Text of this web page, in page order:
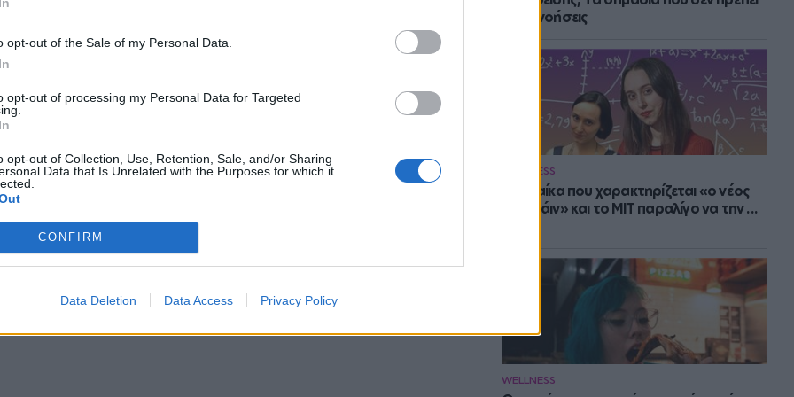
opt-out of the Sale of my Personal Data.
opt-out of processing my Personal Data for Targeted
opt-out of Collection, Use, Retention, Sale, and/or Sharing
Data that Is Unrelated with the Purposes for which it
CONFIRM
Data Deletion Data Access Privacy Policy
να αγνοήσεις
WELLNESS
Η γυναίκα που χαρακτηρίζεται «ο νέος
Αϊνστάιν» και το MIT παραλίγο να την ...
WELLNESS
επιτρέπουν να παραμείνει στο παιχνίδι.
είναι μεγάλη καθώς μεγάλη μερίδα
και τον «έβλεπε» στον τελικό.